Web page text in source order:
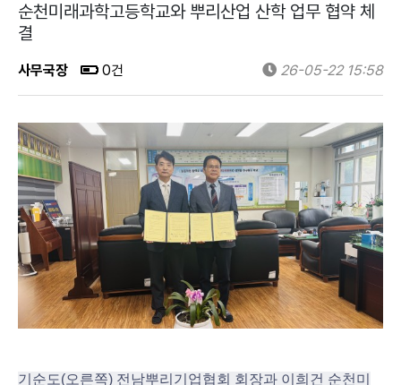
순천미래과학고등학교와 뿌리산업 산학 업무 협약 체
결
사무국장 0건 26-05-22 15:58
기순도(오른쪽) 전남뿌리기업협회 회장과 이희건 순천미